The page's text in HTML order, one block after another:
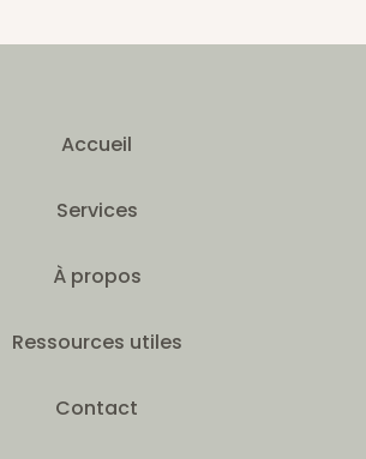
Accueil
Services
À propos
Ressources utiles
Contact